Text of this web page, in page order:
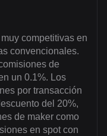
competitivas en
convencionales.
de
un 0.1%. Los
por transacción
del 20%,
de maker como
en spot con